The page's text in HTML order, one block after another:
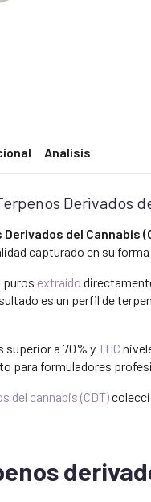
Análisis
Derivados
del Cannabis
capturado en su
puros extraído
es un perfil de
superior a 70% yTHC
para formuladores
del cannabis (CDT)